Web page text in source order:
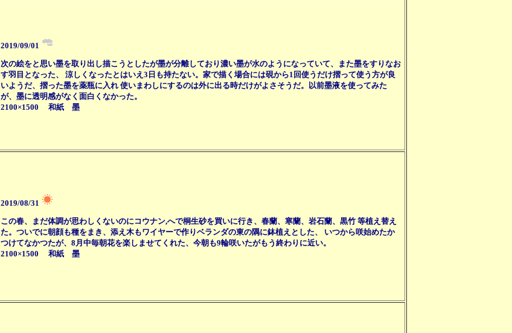
2019/09/01
次の絵をと思い墨を取り出し描こうとしたが墨が分離しており濃い墨が水のようになっていて、また墨をすりなお
す羽目となった、 涼しくなったとはいえ3日も持たない。家で描く場合には硯から1回使うだけ摺って使う方が良
いようだ、摺った墨を薬瓶に入れ 使いまわしにするのは外に出る時だけがよさそうだ。以前墨液を使ってみた
が、墨に透明感がなく面白くなかった。
2100×1500 和紙 墨
2019/08/31
この春、まだ体調が思わしくないのにコウナン,へで桐生砂を買いに行き、春蘭、寒蘭、岩石蘭、黒竹 等植え替え
た。ついでに朝顔も種をまき、添え木もワイヤーで作りベランダの東の隅に鉢植えとした、 いつから咲始めたか
つけてなかつたが、8月中毎朝花を楽しませてくれた、今朝も9輪咲いたがもう終わりに近い。
2100×1500 和紙 墨